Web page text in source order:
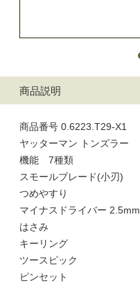
商品説明
商品番号 0.6223.T29-X1
ヤッターマン トンズラー
機能 7種類
スモールブレード(小刃)
つめやすり
マイナスドライバー 2.5mm
はさみ
キーリング
ツースピック
ピンセット